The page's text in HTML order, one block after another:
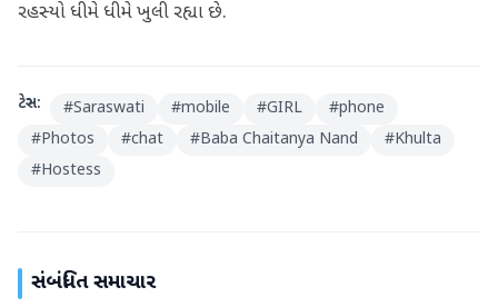
રહસ્યો ધીમે ધીમે ખુલી રહ્યા છે.
ટેગ્સ: #Saraswati #mobile #GIRL #phone
#Photos #chat #Baba Chaitanya Nand #Khulta
#Hostess
સંબંધિત સમાચાર